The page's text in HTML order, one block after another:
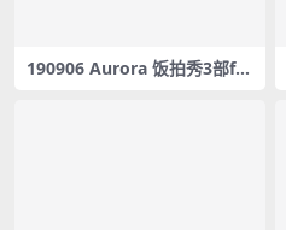
190906 Aurora 饭拍秀3部fa